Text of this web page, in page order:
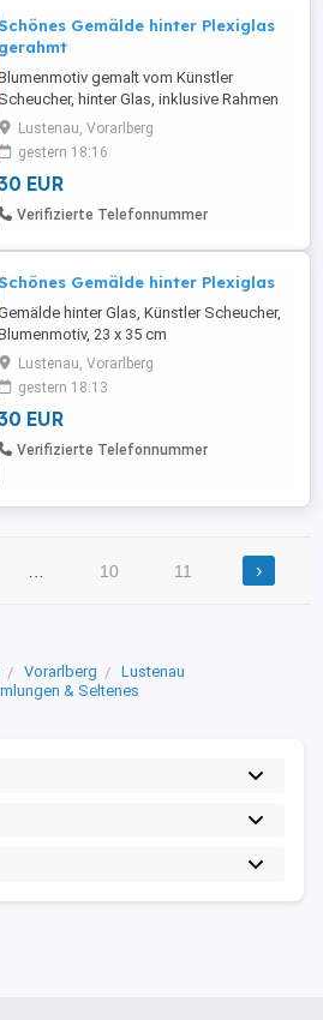
Gemälde hinter Plexiglas
gerahmt
gemalt vom Künstler
Scheucher, hinter Glas, inklusive Rahmen
27 x 37 cm
Lustenau, Vorarlberg
gestern 18:16
EUR
Verifizierte Telefonnummer
Gemälde hinter Plexiglas
hinter Glas, Künstler Scheucher,
23 x 35 cm
Lustenau, Vorarlberg
gestern 18:13
EUR
Verifizierte Telefonnummer
10 11 ›
Vorarlberg
Lustenau
& Seltenes